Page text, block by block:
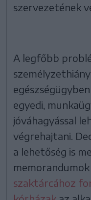
szervezetének
A legfőbb
egyedi,
jóváhagyással
végrehajtani.
a lehetőség is
szaktárcához